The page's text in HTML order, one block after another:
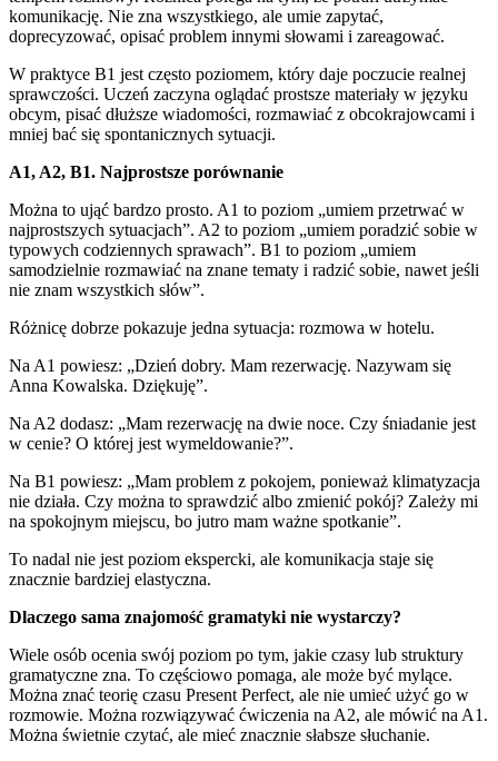
komunikację. Nie zna wszystkiego, ale umie zapytać,
doprecyzować, opisać problem innymi słowami i zareagować.
W praktyce B1 jest często poziomem, który daje poczucie realnej
sprawczości. Uczeń zaczyna oglądać prostsze materiały w języku
obcym, pisać dłuższe wiadomości, rozmawiać z obcokrajowcami i
mniej bać się spontanicznych sytuacji.
A1, A2, B1. Najprostsze porównanie
Można to ująć bardzo prosto. A1 to poziom „umiem przetrwać w
najprostszych sytuacjach”. A2 to poziom „umiem poradzić sobie w
typowych codziennych sprawach”. B1 to poziom „umiem
samodzielnie rozmawiać na znane tematy i radzić sobie, nawet jeśli
nie znam wszystkich słów”.
Różnicę dobrze pokazuje jedna sytuacja: rozmowa w hotelu.
Na A1 powiesz: „Dzień dobry. Mam rezerwację. Nazywam się
Anna Kowalska. Dziękuję”.
Na A2 dodasz: „Mam rezerwację na dwie noce. Czy śniadanie jest
w cenie? O której jest wymeldowanie?”.
Na B1 powiesz: „Mam problem z pokojem, ponieważ klimatyzacja
nie działa. Czy można to sprawdzić albo zmienić pokój? Zależy mi
na spokojnym miejscu, bo jutro mam ważne spotkanie”.
To nadal nie jest poziom ekspercki, ale komunikacja staje się
znacznie bardziej elastyczna.
Dlaczego sama znajomość gramatyki nie wystarczy?
Wiele osób ocenia swój poziom po tym, jakie czasy lub struktury
gramatyczne zna. To częściowo pomaga, ale może być mylące.
Można znać teorię czasu Present Perfect, ale nie umieć użyć go w
rozmowie. Można rozwiązywać ćwiczenia na A2, ale mówić na A1.
Można świetnie czytać, ale mieć znacznie słabsze słuchanie.